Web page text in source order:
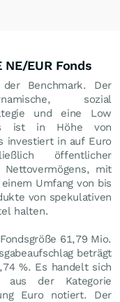
NE/EUR Fonds
Benchmark. Der
sozial
und eine Low
ist in Höhe von
investiert in auf Euro
öffentlicher
mit
Umfang von bis
von spekulativen
halten.
61,79 Mio.
beträgt
%. Es handelt sich
aus der Kategorie
Euro notiert. Der